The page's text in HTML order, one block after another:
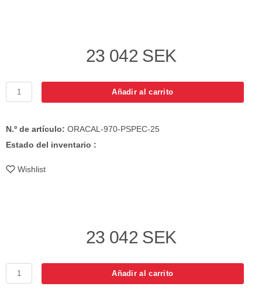
23 042 SEK
Añadir al carrito
N.º de artículo: ORACAL-970-PSPEC-25
Estado del inventario :
Wishlist
23 042 SEK
Añadir al carrito